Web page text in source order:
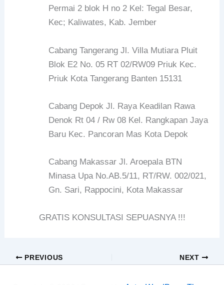
Permai 2 blok H no 2 Kel: Tegal Besar,
Kec; Kaliwates, Kab. Jember
Cabang Tangerang Jl. Villa Mutiara Pluit
Blok E2 No. 05 RT 02/RW09 Priuk Kec.
Priuk Kota Tangerang Banten 15131
Cabang Depok Jl. Raya Keadilan Rawa
Denok Rt 04 / Rw 08 Kel. Rangkapan Jaya
Baru Kec. Pancoran Mas Kota Depok
Cabang Makassar Jl. Aroepala BTN
Minasa Upa No.AB.5/11, RT/RW. 002/021,
Gn. Sari, Rappocini, Kota Makassar
GRATIS KONSULTASI SEPUASNYA !!!
PREVIOUS NEXT